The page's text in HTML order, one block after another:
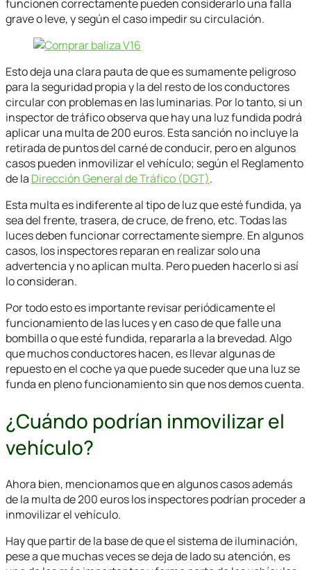
funcionen correctamente pueden considerarlo una falla
grave o leve, y según el caso impedir su circulación.
Esto deja una clara pauta de que es sumamente peligroso
para la seguridad propia y la del resto de los conductores
circular con problemas en las luminarias. Por lo tanto, si un
inspector de tráfico observa que hay una luz fundida podrá
aplicar una multa de 200 euros. Esta sanción no incluye la
retirada de puntos del carné de conducir, pero en algunos
casos pueden inmovilizar el vehículo; según el Reglamento
de la Dirección General de Tráfico (DGT).
Esta multa es indiferente al tipo de luz que esté fundida, ya
sea del frente, trasera, de cruce, de freno, etc. Todas las
luces deben funcionar correctamente siempre. En algunos
casos, los inspectores reparan en realizar solo una
advertencia y no aplican multa. Pero pueden hacerlo si así
lo consideran.
Por todo esto es importante revisar periódicamente el
funcionamiento de las luces y en caso de que falle una
bombilla o que esté fundida, repararla a la brevedad. Algo
que muchos conductores hacen, es llevar algunas de
repuesto en el coche ya que puede suceder que una luz se
funda en pleno funcionamiento sin que nos demos cuenta.
¿Cuándo podrían inmovilizar el
vehículo?
Ahora bien, mencionamos que en algunos casos además
de la multa de 200 euros los inspectores podrían proceder a
inmovilizar el vehículo.
Hay que partir de la base de que el sistema de iluminación,
pese a que muchas veces se deja de lado su atención, es